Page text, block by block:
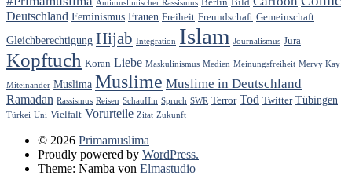
Antimuslimischer Rassismus Berlin Bild
Deutschland Feminismus Frauen Freiheit Freundschaft Gemeinschaft
Gleichberechtigung Hijab Integration Islam Journalismus Jura
Kopftuch Koran Liebe Maskulinismus Medien Meinungsfreiheit Mervy Kay
Miteinander Muslima Muslime Muslime in Deutschland
Ramadan Rassismus Reisen SchauHin Spruch SWR Terror Tod Twitter Tübingen
Türkei Uni Vielfalt Vorurteile Zitat Zukunft
© 2026 Primamuslima
Proudly powered by WordPress.
Theme: Namba von Elmastudio